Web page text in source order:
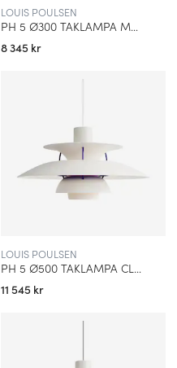
LOUIS POULSEN
PH 5 Ø300 TAKLAMPA MODERN WHITE
8 345 kr
LOUIS POULSEN
PH 5 Ø500 TAKLAMPA CLASSIC WHITE
11 545 kr